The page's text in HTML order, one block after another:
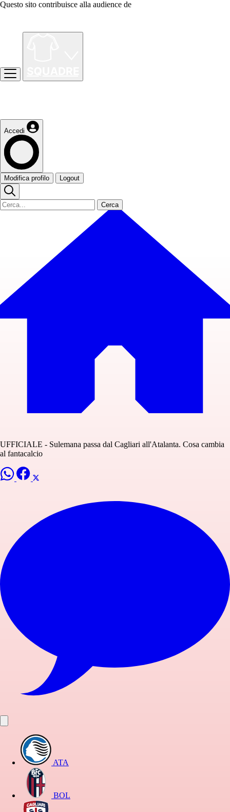
Questo sito contribuisce alla audience de
Accedi
Modifica profilo Logout
Cerca
UFFICIALE - Sulemana passa dal Cagliari all'Atalanta. Cosa cambia
al fantacalcio
ATA
BOL